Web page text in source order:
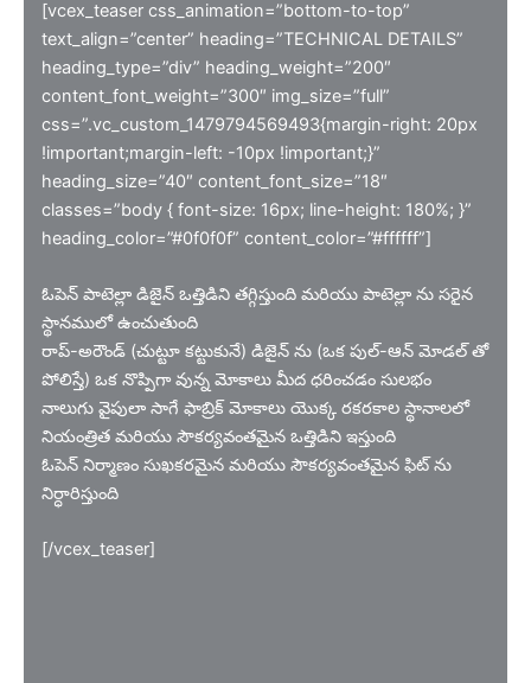
[vcex_teaser css_animation=”bottom-to-top”
text_align=”center” heading=”TECHNICAL DETAILS”
heading_type=”div” heading_weight=”200″
content_font_weight=”300″ img_size=”full”
css=”.vc_custom_1479794569493{margin-right: 20px
!important;margin-left: -10px !important;}”
heading_size=”40″ content_font_size=”18″
classes=”body { font-size: 16px; line-height: 180%; }”
heading_color=”#0f0f0f” content_color=”#ffffff”]
ఓపెన్ పాటెల్లా డిజైన్ ఒత్తిడిని తగ్గిస్తుంది మరియు పాటెల్లా ను సరైన
స్థానములో ఉంచుతుంది
రాప్-అరౌండ్ (చుట్టూ కట్టుకునే) డిజైన్ ను (ఒక పుల్-ఆన్ మోడల్ తో
పోలిస్తే) ఒక నొప్పిగా వున్న మోకాలు మీద ధరించడం సులభం
నాలుగు వైపులా సాగే ఫాబ్రిక్ మోకాలు యొక్క రకరకాల స్థానాలలో
నియంత్రిత మరియు సౌకర్యవంతమైన ఒత్తిడిని ఇస్తుంది
ఓపెన్ నిర్మాణం సుఖకరమైన మరియు సౌకర్యవంతమైన ఫిట్ ను
నిర్ధారిస్తుంది
[/vcex_teaser]